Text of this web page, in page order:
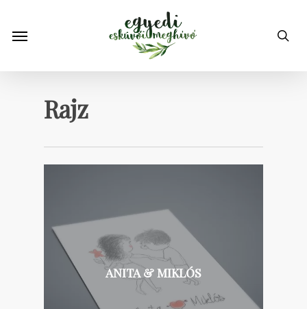
main
Menu
Rajz
ANITA & MIKLÓS